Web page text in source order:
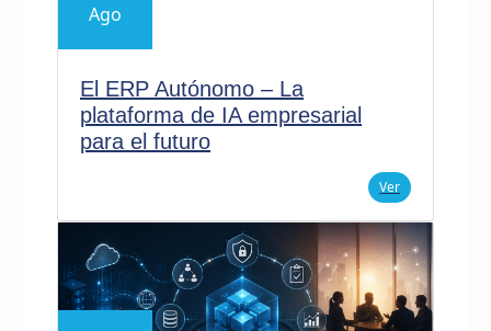
Ago
El ERP Autónomo – La
plataforma de IA empresarial
para el futuro
Ver